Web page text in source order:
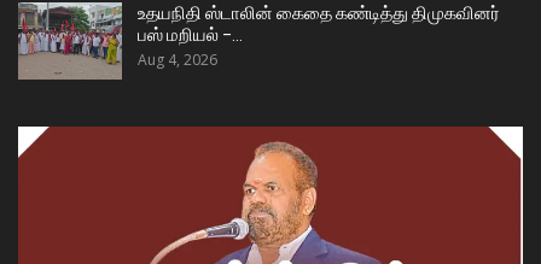
உதயநிதி ஸ்டாலின் கைதை கண்டித்து திமுகவினர்
பஸ் மறியல் –…
Aug 4, 2026